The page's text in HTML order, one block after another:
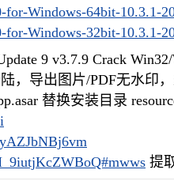
Windows-64bit-10.3.1-
Windows-32bit-10.3.1-
9 v3.7.9 Crack
，导出图片/PDF无水印
替换安装目录
提